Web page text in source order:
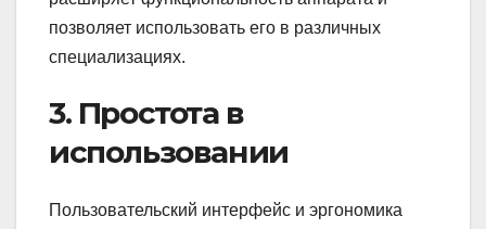
позволяет использовать его в различных
специализациях.
3. Простота в
использовании
Пользовательский интерфейс и эргономика